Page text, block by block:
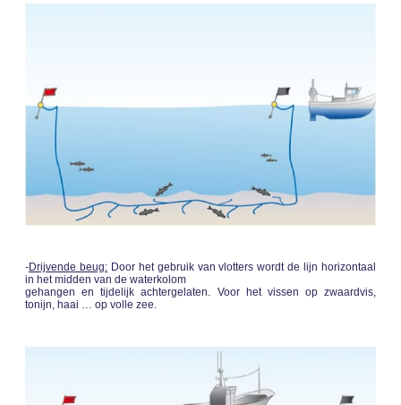
-Drijvende beug: Door het gebruik van vlotters wordt de lijn horizontaal
in het midden van de waterkolom
gehangen en tijdelijk achtergelaten. Voor het vissen op zwaardvis,
tonijn, haai … op volle zee.